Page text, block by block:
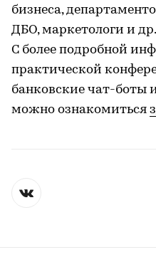
бизнеса,
ДБО, маркетологи и др.
С более подробной
практической
банковские чат-боты
можно ознакомиться